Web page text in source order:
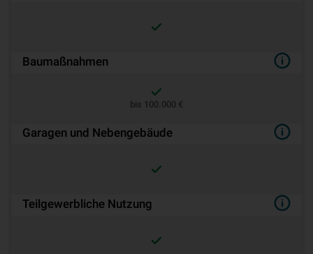
Baumaßnahmen
bis 100.000 €
Garagen und Nebengebäude
Teilgewerbliche Nutzung